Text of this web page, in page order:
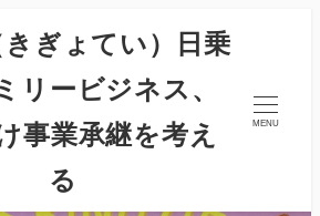
ぎょてい）日乗
リービジネス、
事業承継を考え
る
MENU